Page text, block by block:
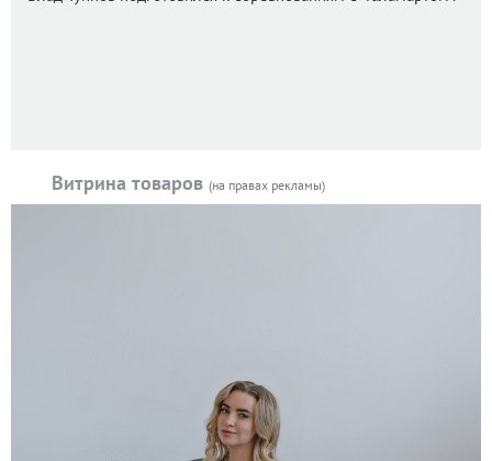
Витрина товаров (на правах рекламы)